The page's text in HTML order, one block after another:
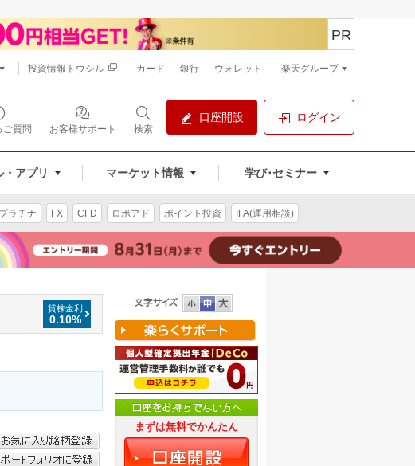
ご質問 お客様サポート 検索
口座開設 ログイン
・アプリ マーケット情報 学び･セミナー
PR
投資情報トウシル カード 銀行 ウォレット 楽天グループ
ラチナ FX CFD ロボアド ポイント投資 IFA(運用相談)
貸株金利
0.10%
まずは無料でかんたん